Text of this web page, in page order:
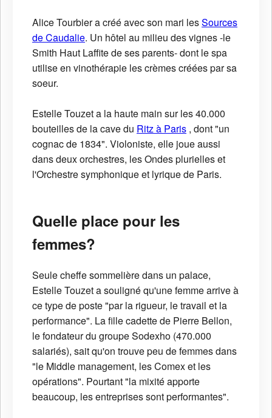
Alice Tourbier a créé avec son mari lesSources
de Caudalie. Un hôtel au milieu des vignes -le
Smith Haut Laffite de ses parents- dont le spa
utilise en vinothérapie les crèmes créées par sa
soeur.
Estelle Touzet a la haute main sur les 40.000
bouteilles de la cave du Ritz à Paris , dont "un
cognac de 1834". Violoniste, elle joue aussi
dans deux orchestres, les Ondes plurielles et
l'Orchestre symphonique et lyrique de Paris.
Quelle place pour les
femmes?
Seule cheffe sommelière dans un palace,
Estelle Touzet a souligné qu'une femme arrive à
ce type de poste "par la rigueur, le travail et la
performance". La fille cadette de Pierre Bellon,
le fondateur du groupe Sodexho (470.000
salariés), sait qu'on trouve peu de femmes dans
"le Middle management, les Comex et les
opérations". Pourtant "la mixité apporte
beaucoup, les entreprises sont performantes".